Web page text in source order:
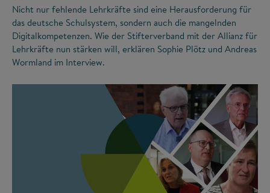
Nicht nur fehlende Lehrkräfte sind eine Herausforderung für
das deutsche Schulsystem, sondern auch die mangelnden
Digitalkompetenzen. Wie der Stifterverband mit der Allianz für
Lehrkräfte nun stärken will, erklären Sophie Plötz und Andreas
Wormland im Interview.